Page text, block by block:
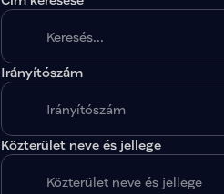
Irányítószám
Közterület neve és jellege